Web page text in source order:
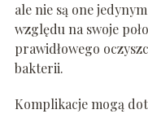
ale nie są one
względu na swoje
prawidłowego
bakterii.
Komplikacje mogą